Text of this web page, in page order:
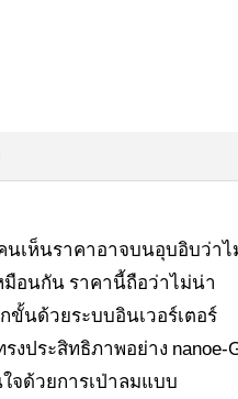
นเห็นราคาอาจบนอุบอิบว่าไ
มือนกัน ราคานี้ถือว่าไม่น่า
ขั้นด้วยระบบอินเวอร์เตอร์
ประสิทธิภาพอย่าง nanoe-
จด้วยการเป่าลมแบบ